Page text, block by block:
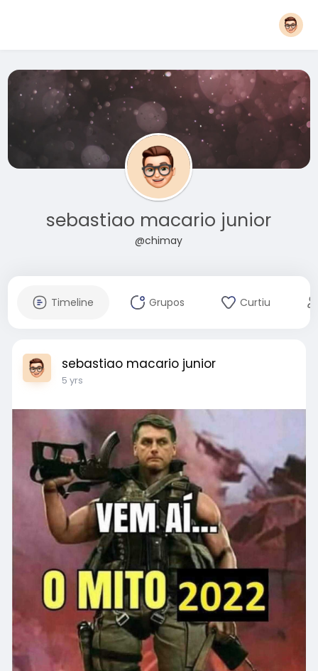
sebastiao macario junior
@chimay
Timeline Grupos Curtiu
sebastiao macario junior
5 yrs